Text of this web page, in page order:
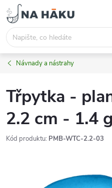
Přejít
na
obsah
Návnady a nástrahy
Třpytka -
2.2 cm - 1.4
Kód produktu: PMB-WTC-2.2-03